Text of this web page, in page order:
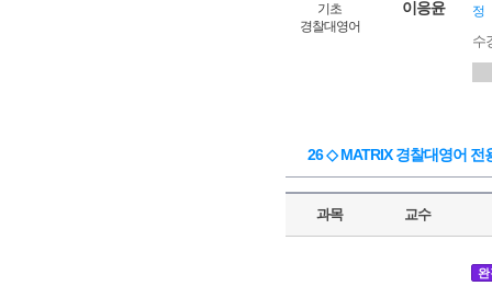
기초
경찰대영어
이응윤
정
수
26 ◇ MATRIX 경찰대영어 전
과목 교수
완